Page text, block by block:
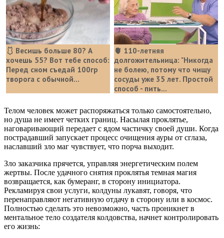
🩱 Весишь больше 80? А
хочешь 55? Вот тебе способ:
Перед сном съедай 100гр
творога с обычной...
🫀 110-летняя
долгожительница: "Никогда
не болею, потому что чищу
сосуды уже 35 лет. Простой
способ - пить...
Телом человек может распоряжаться только самостоятельно,
но душа не имеет четких границ. Насылая проклятье,
наговаривающий передает с ядом частичку своей души. Когда
пострадавший запускает процесс очищения ауры от сглаза,
наславший зло маг чувствует, что порча выходит.
Зло заказчика прячется, управляя энергетическим полем
жертвы. После удачного снятия проклятья темная магия
возвращается, как бумеранг, в сторону инициатора.
Рекламируя свои услуги, колдуны лукавят, говоря, что
перенаправляют негативную отдачу в сторону или в космос.
Полностью сделать это невозможно, часть проникнет в
ментальное тело создателя колдовства, начнет контролировать
его жизнь: